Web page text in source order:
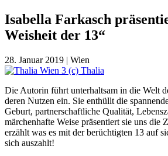
Isabella Farkasch
Weisheit der 13“
28. Januar 2019 | Wien
Die Autorin führt unterhaltsam in die Welt
deren Nutzen ein. Sie enthüllt die
Geburt, partnerschaftliche Qualität,
märchenhafte Weise präsentiert sie uns die
erzählt was es mit der berüchtigten 13 auf
sich auszahlt!